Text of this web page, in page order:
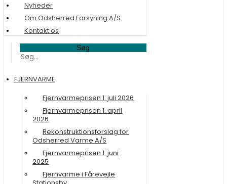
Nyheder
Om Odsherred Forsyning A/S
Kontakt os
Søg
FJERNVARME
Fjernvarmeprisen 1. juli 2026
Fjernvarmeprisen 1. april
2026
Rekonstruktionsforslag for
Odsherred Varme A/S
Fjernvarmeprisen 1. juni
2025
Fjernvarme i Fårevejle